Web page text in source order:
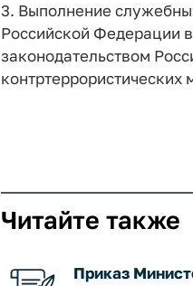
3. Выполнение
Российской Федерации
законодательством
контртеррористических
Читайте также
Приказ